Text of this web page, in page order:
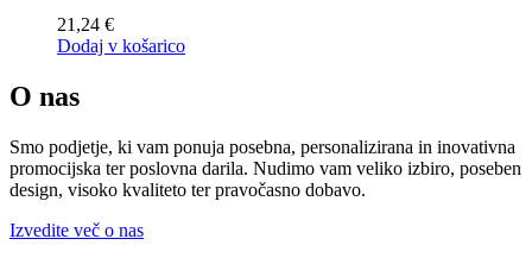
21,24 €
Dodaj v košarico
O nas
Smo podjetje, ki vam ponuja posebna, personalizirana in inovativna
promocijska ter poslovna darila. Nudimo vam veliko izbiro, poseben
design, visoko kvaliteto ter pravočasno dobavo.
Izvedite več o nas